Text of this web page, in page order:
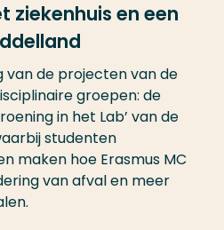
ziekenhuis en een
van de projecten van de
groepen: de
in het Lab’ van de
studenten
maken hoe Erasmus MC
van afval en meer